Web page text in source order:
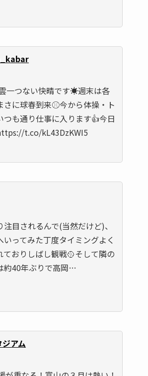
一つない快晴です☀️週末は各
に球春到来⚾️今から体操・ト
も通り仕事に入ります👍今日
t.co/kL43DzKWI5
目されるんで(当然だけど)、
ってみた丁度タイミングよく
おりしばし観戦🥎そして隣の
約40年ぶりで高岡…
アム